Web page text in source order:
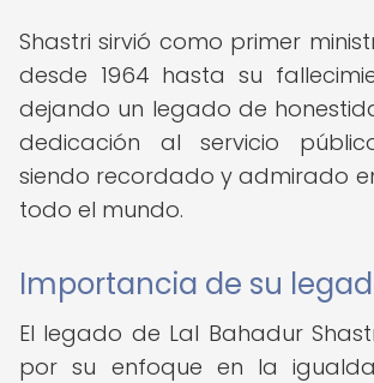
Shastri sirvió como primer
desde 1964 hasta su
dejando un legado de
dedicación al servicio
siendo recordado y admirado
todo el mundo.
Importancia de su
El legado de Lal Bahadur
por su enfoque en la